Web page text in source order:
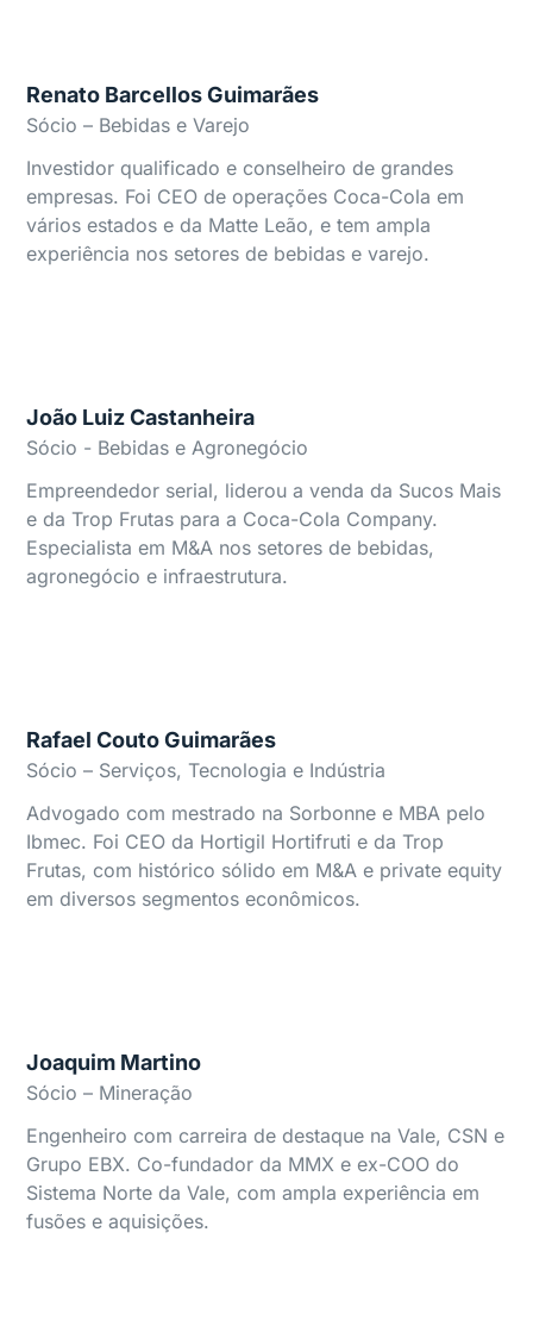
Renato Barcellos Guimarães
Sócio – Bebidas e Varejo
Investidor qualificado e conselheiro de grandes
empresas. Foi CEO de operações Coca-Cola em
vários estados e da Matte Leão, e tem ampla
experiência nos setores de bebidas e varejo.
João Luiz Castanheira
Sócio - Bebidas e Agronegócio
Empreendedor serial, liderou a venda da Sucos Mais
e da Trop Frutas para a Coca-Cola Company.
Especialista em M&A nos setores de bebidas,
agronegócio e infraestrutura.
Rafael Couto Guimarães
Sócio – Serviços, Tecnologia e Indústria
Advogado com mestrado na Sorbonne e MBA pelo
Ibmec. Foi CEO da Hortigil Hortifruti e da Trop
Frutas, com histórico sólido em M&A e private equity
em diversos segmentos econômicos.
Joaquim Martino
Sócio – Mineração
Engenheiro com carreira de destaque na Vale, CSN e
Grupo EBX. Co-fundador da MMX e ex-COO do
Sistema Norte da Vale, com ampla experiência em
fusões e aquisições.